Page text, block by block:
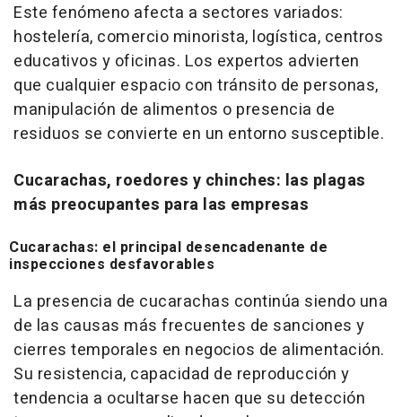
Este fenómeno afecta a sectores variados:
hostelería, comercio minorista, logística, centros
educativos y oficinas. Los expertos advierten
que cualquier espacio con tránsito de personas,
manipulación de alimentos o presencia de
residuos se convierte en un entorno susceptible.
Cucarachas, roedores y chinches: las plagas
más preocupantes para las empresas
Cucarachas: el principal desencadenante de
inspecciones desfavorables
La presencia de cucarachas continúa siendo una
de las causas más frecuentes de sanciones y
cierres temporales en negocios de alimentación.
Su resistencia, capacidad de reproducción y
tendencia a ocultarse hacen que su detección